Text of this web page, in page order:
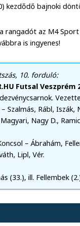
kezdődő bajnoki
rangadót az M4
is ingyenes!
10. forduló:
Futsal Veszprém
Szalmás, Rábl, Iszák,
Nagy D.,
– Ábrahám,
Lipl, Vér.
(33.), ill. Fellembek